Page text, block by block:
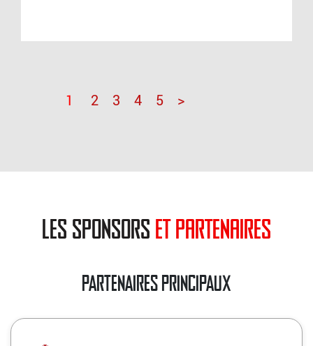
1 2 3 4 5 >
les sponsors et partenaires
PARTENAIRES PRINCIPAUX